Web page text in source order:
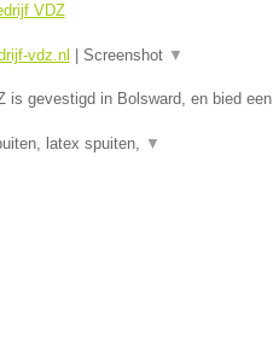
VDZ
vdz.nl Screenshot ▼
is gevestigd in Bolsward, en bied een
latex spuiten, ▼